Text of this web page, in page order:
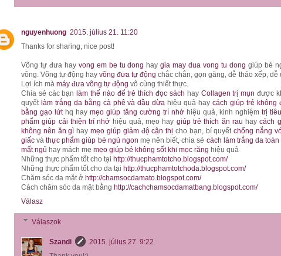
nguyenhuong 2015. július 21. 11:20
Thanks for sharing, nice post!
Võng tự đưa hay vong em be tu dong haygia may dua vong tu dong giúp bé
võng. Võng tự động hayvõng đưa tự động chắc chắn, gọn gàng, dễ tháo xếp, dễ
Lợi ích mà máy đưa võng tự động vô cùng thiết thực.
Chia sẻ các bạnlàm thế nào để trẻ thích đọc sách hay Collagen trị mụn được
quyết làm trắng da bằng cà phê và dầu dừa hiệu quả haycách giúp trẻ không
bằng gạo lứthq haymẹo giúp tăng cường trí nhớhiệu quả, kinh nghiệmtrị
phẩm giúp cải thiện trí nhớ hiệu quả, mẹo hay giúp trẻ thích ăn rau haycách
không nên ăn gì haymẹo giúp giảm độ cận thị cho bạn, bí quyếtchống nắng
giấc vàthực phẩm giúp bé ngủ ngon mẹ nên biết, chia sẻ cách làm trắng da
mất ngủ hay mách mẹ mẹo giúp bé không sốt khi mọc răng hiệu quả
Những thực phẩm tốt cho tại http://thucphamtotcho.blogspot.com/
Những thực phẩm tốt cho da tại http://thucphamtotchoda.blogspot.com/
Chăm sóc da mặt ở http://chamsocdamato.blogspot.com/
Cách chăm sóc da mặt bằng http://cachchamsocdamatbang.blogspot.com/
Válasz
Válaszok
Szandi
2015. július 27. 9:22